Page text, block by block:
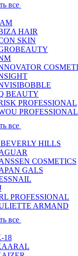
все
HAIR
SKIN
BEAUTY
PROFESSIONAL
PROFESSIONAL
все
BEVERLY HILLS
COSMETICS
GALS
PROFESSIONAL
ARMAND
все
18